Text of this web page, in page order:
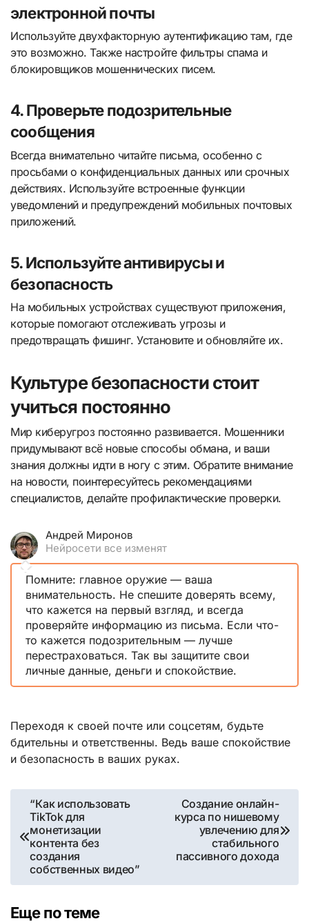
электронной почты
Используйте двухфакторную аутентификацию там, где
это возможно. Также настройте фильтры спама и
блокировщиков мошеннических писем.
4. Проверьте подозрительные
сообщения
Всегда внимательно читайте письма, особенно с
просьбами о конфиденциальных данных или срочных
действиях. Используйте встроенные функции
уведомлений и предупреждений мобильных почтовых
приложений.
5. Используйте антивирусы и
безопасность
На мобильных устройствах существуют приложения,
которые помогают отслеживать угрозы и
предотвращать фишинг. Установите и обновляйте их.
Культуре безопасности стоит
учиться постоянно
Мир киберугроз постоянно развивается. Мошенники
придумывают всё новые способы обмана, и ваши
знания должны идти в ногу с этим. Обратите внимание
на новости, поинтересуйтесь рекомендациями
специалистов, делайте профилактические проверки.
Андрей Миронов
Нейросети все изменят
Помните: главное оружие — ваша
внимательность. Не спешите доверять всему,
что кажется на первый взгляд, и всегда
проверяйте информацию из письма. Если что-
то кажется подозрительным — лучше
перестраховаться. Так вы защитите свои
личные данные, деньги и спокойствие.
Переходя к своей почте или соцсетям, будьте
бдительны и ответственны. Ведь ваше спокойствие
и безопасность в ваших руках.
Навигация
по
записям
“Как использовать
TikTok для
монетизации
контента без
создания
собственных видео”
Создание онлайн-
курса по нишевому
увлечению для
стабильного
пассивного дохода
Еще по теме